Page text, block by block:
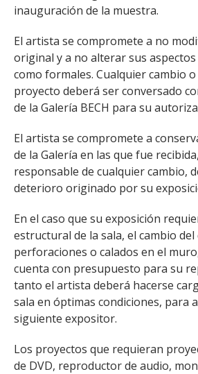
inauguración de la muestra.
El artista se compromete a no
original y a no alterar sus
como formales. Cualquier cambio
proyecto deberá ser conversado
de la Galería BECH para su
El artista se compromete a
de la Galería en las que fue
responsable de cualquier cambio,
deterioro originado por su
En el caso que su exposición
estructural de la sala, el cambio
perforaciones o calados en el
cuenta con presupuesto para su
tanto el artista deberá hacerse
sala en óptimas condiciones, para
siguiente expositor.
Los proyectos que requieran
de DVD, reproductor de audio,